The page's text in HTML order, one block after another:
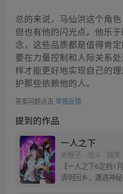
总的来说，马仙洪这个角色
但也有他的闪光点。他乐
念，这些品质都是值得肯
要在力量控制和人际关系
样才能更好地实现自己的
护那些依赖他的人。
答案问题点击 举报反馈
提到的作品
一人之下
米橙子 · 战斗 · 搞笑
【一人之下6定档1
清明回乡，遭遇神